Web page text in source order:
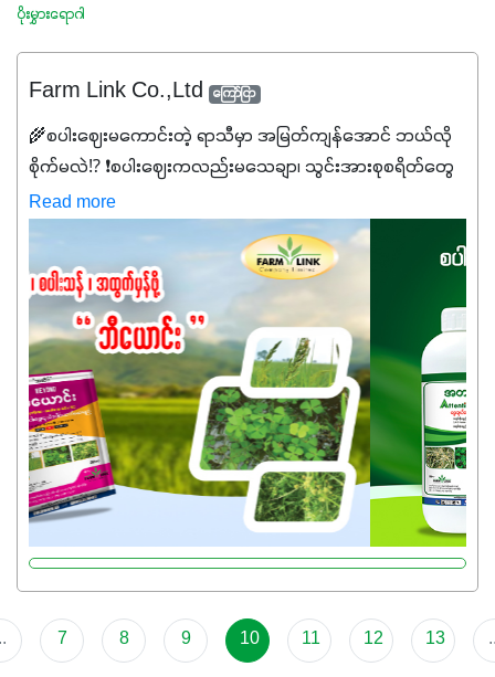
ပိုးမွှားရောဂါ
Farm Link Co.,Ltd ကြော်ငြာ
🌾စပါးဈေးမကောင်းတဲ့ ရာသီမှာ အမြတ်ကျန်အောင် ဘယ်လို
စိုက်မလဲ⁉️ ❗စပါးဈေးကလည်းမသေချာ၊ သွင်းအားစုစရိတ်တွေ
ကလည်း တက်နေတဲ့ဒီလိုအချိန်မှာ သွင်းအားစုဖိုးကို လျှော့ချပြီး
အထွက်နှုန်းကို ထိန်းထားနိုင်မှ ဦးကြီးတို့ အဆင်ပြေမှာနော် ✔️ဒါ
ကြောင့် ကိုယ်သုံးသမျှ ကိုယ့်အတွက်အကျိုးရစေမယ့်
အရည်အသွေးစိတ်ချရတဲ့ သွင်းအားစုပစ္စည်းတွေကိုပဲ ရွေးချယ်
သုံးသင့်ပါတယ်။
Read more
7 8 9 10 11 12 13